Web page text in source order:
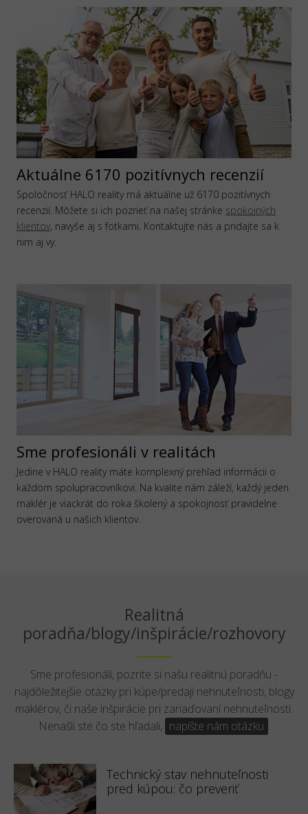
Aktuálne 6170 pozitívnych recenzií
Spoločnosť HALO reality má aktuálne už 6170 pozitívnych
recenzií. Môžete si ich pozrieť na našej stránke spokojných
klientov, navyše aj s fotkami. Kontaktujte nás a pridajte sa k
nim aj vy.
Sme profesionáli v realitách
Jedine v HALO reality máte komplexný prehľad informácii o
každom spolupracovníkovi. Na kvalite nám záleží, každý jeden
maklér je viackrát do roka školený a spokojnosť pravidelne
overovaná u našich klientov.
Realitná
poradňa/blogy/inšpirácie/rozhovory
Sme profesionáli, pozrite si našu realitnú poradňu -
najdôležitejšie otázky pri kúpe/predaji nehnuteľnosti, blogy
maklérov, či naše inšpirácie pri zariaďovaní nehnuteľnosti.
Nenašli ste čo ste hľadali, napíšte nám otázku .
Technický stav nehnuteľnosti
pred kúpou: čo preveriť